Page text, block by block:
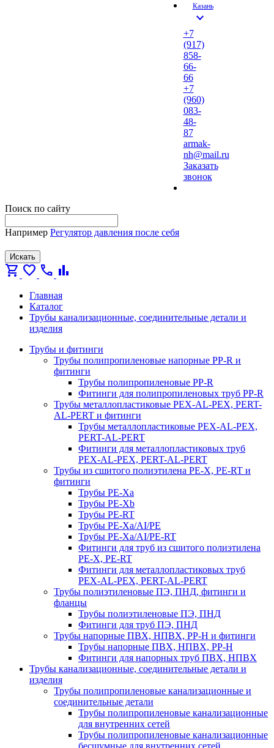
Казань
expand_more
+7
(917)
858-
66-
66
+7
(960)
083-
48-
87
armak-
nh@mail.ru
Заказать
звонок
Поиск по сайту
Например Регулятор давления после себя
Искать
shopping_cart favorite call bar_chart
Главная
Каталог
Трубы канализационные, соединительные детали и
изделия
Трубы и фитинги
Трубы полипропиленовые напорные PP-R и
фитинги
Трубы полипропиленовые PP-R
Фитинги для полипропиленовых труб PP-R
Трубы металлопластиковые PEX-AL-PEX, PERT-
AL-PERT и фитинги
Трубы металлопластиковые PEX-AL-PEX,
PERT-AL-PERT
Фитинги для металлопластиковых труб
PEX-AL-PEX, PERT-AL-PERT
Трубы из сшитого полиэтилена PE-X, PE-RT и
фитинги
Трубы PE-Xa
Трубы PE-Xb
Трубы PE-RT
Трубы PE-Xa/AI/PE
Трубы PE-Xa/AI/PE-RT
Фитинги для труб из сшитого полиэтилена
PE-X, PE-RT
Фитинги для металлопластиковых труб
PEX-AL-PEX, PERT-AL-PERT
Трубы полиэтиленовые ПЭ, ПНД, фитинги и
фланцы
Трубы полиэтиленовые ПЭ, ПНД
Фитинги для труб ПЭ, ПНД
Трубы напорные ПВХ, НПВХ, PP-H и фитинги
Трубы напорные ПВХ, НПВХ, PP-H
Фитинги для напорных труб ПВХ, НПВХ
Трубы канализационные, соединительные детали и
изделия
Трубы полипропиленовые канализационные и
соединительные детали
Трубы полипропиленовые канализационные
для внутренних сетей
Трубы полипропиленовые канализационные
бесшумные для внутренних сетей